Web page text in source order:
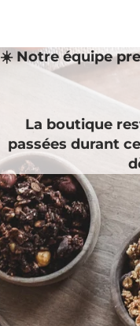
☀️ Notre équipe
La boutique
passées durant